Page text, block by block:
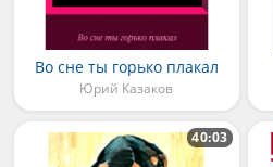
Во сне ты горько плакал
Юрий Казаков
40:03